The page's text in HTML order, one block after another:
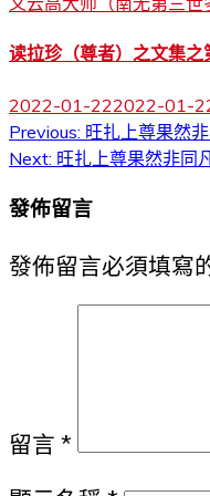
读拉珍（尊者）之文集
2022-01-222022-01-
文
章
導
覽
Previous: 旺扎上尊果然
Next: 旺扎上尊果然非同
發佈留言
發佈留言必須填寫
留言 *